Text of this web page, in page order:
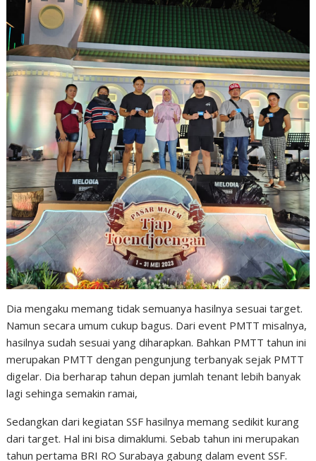
Dia mengaku memang tidak semuanya hasilnya sesuai target.
Namun secara umum cukup bagus. Dari event PMTT misalnya,
hasilnya sudah sesuai yang diharapkan. Bahkan PMTT tahun ini
merupakan PMTT dengan pengunjung terbanyak sejak PMTT
digelar. Dia berharap tahun depan jumlah tenant lebih banyak
lagi sehinga semakin ramai,
Sedangkan dari kegiatan SSF hasilnya memang sedikit kurang
dari target. Hal ini bisa dimaklumi. Sebab tahun ini merupakan
tahun pertama BRI RO Surabaya gabung dalam event SSF.